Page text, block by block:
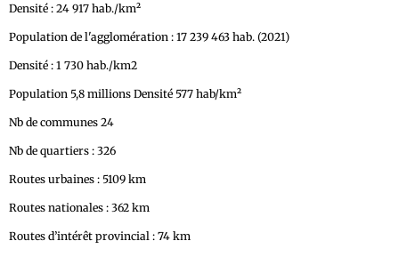
Densité : 24 917 hab./km²
Population de l'agglomération : 17 239 463 hab. (2021)
Densité : 1 730 hab./km2
Population 5,8 millions Densité 577 hab/km²
Nb de communes 24
Nb de quartiers : 326
Routes urbaines : 5109 km
Routes nationales : 362 km
Routes d’intérêt provincial : 74 km